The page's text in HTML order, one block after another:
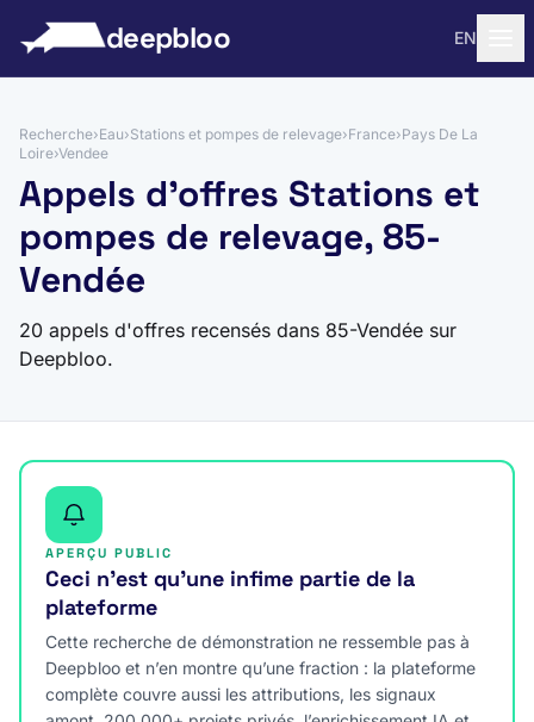
deepbloo EN
Recherche›Eau›Stations et pompes de relevage›France›Pays De La
Loire›Vendee
Appels d'offres Stations et
pompes de relevage, 85-
Vendée
20 appels d'offres recensés dans 85-Vendée sur
Deepbloo.
APERÇU PUBLIC
Ceci n’est qu’une infime partie de la
plateforme
Cette recherche de démonstration ne ressemble pas à
Deepbloo et n’en montre qu’une fraction : la plateforme
complète couvre aussi les attributions, les signaux